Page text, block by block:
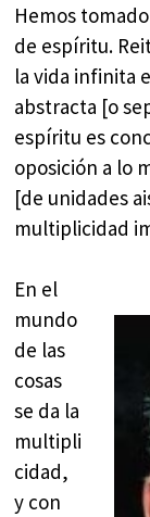
Hemos
de espíritu.
la vida infinita
abstracta [o
espíritu es
oposición a lo
[de unidades
multiplicidad
En el
mundo
de las
cosas
se da la
multipli
cidad,
y con